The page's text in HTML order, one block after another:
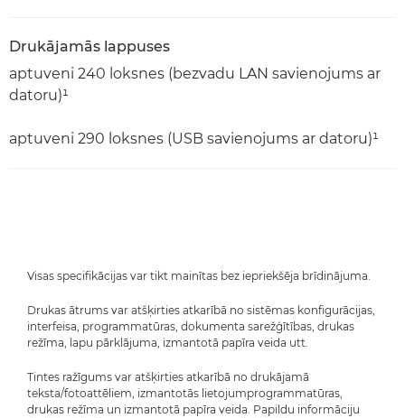
Drukājamās lappuses
aptuveni 240 loksnes (bezvadu LAN savienojums ar
datoru)¹
aptuveni 290 loksnes (USB savienojums ar datoru)¹
Visas specifikācijas var tikt mainītas bez iepriekšēja brīdinājuma.
Drukas ātrums var atšķirties atkarībā no sistēmas konfigurācijas,
interfeisa, programmatūras, dokumenta sarežģītības, drukas
režīma, lapu pārklājuma, izmantotā papīra veida utt.
Tintes ražīgums var atšķirties atkarībā no drukājamā
teksta/fotoattēliem, izmantotās lietojumprogrammatūras,
drukas režīma un izmantotā papīra veida. Papildu informāciju